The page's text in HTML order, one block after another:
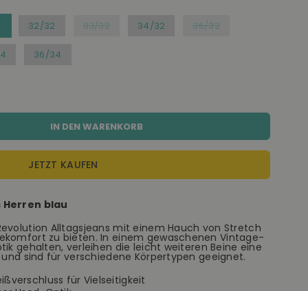
32/32 33/32 34/32 36/32
36/34
IN DEN WARENKORB
JETZT KAUFEN
Herren blau
Alltagsjeans mit einem Hauch von Stretch
zu bieten. In einem gewaschenen Vintage-
gehalten, verleihen die leicht weiteren Beine eine
sind für verschiedene Körpertypen geeignet.
für Vielseitigkeit